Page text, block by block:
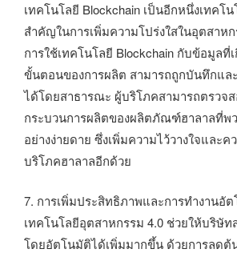
เทคโนโลยี Blockchain เป็นอีกหนึ่งเทคโ
สำคัญในการเพิ่มความโปร่งใสในอุตสาห
การใช้เทคโนโลยี Blockchain กับข้อมูลที่
ขั้นตอนของการผลิต สามารถถูกบันทึกแล
ได้โดยสาธารณะ ผู้บริโภคสามารถตรวจ
กระบวนการผลิตของผลิตภัณฑ์ฮาลาลที่พ
อย่างง่ายดาย ซึ่งเพิ่มความไว้วางใจและ
บริโภคฮาลาลอีกด้วย
7. การเพิ่มประสิทธิภาพและการทำงานอั
เทคโนโลยีอุตสาหกรรม 4.0 ช่วยให้บริษั
โดยอัตโนมัติได้เพิ่มมากขึ้น ด้วยการลดต้